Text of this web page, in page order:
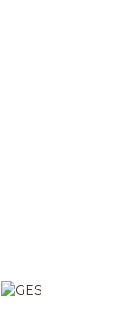
primaire